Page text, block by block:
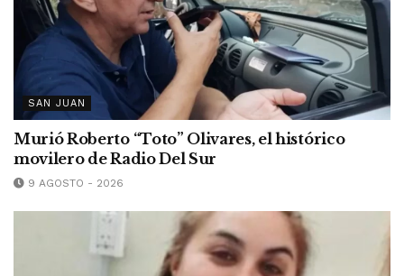
SAN JUAN
Murió Roberto “Toto” Olivares, el histórico
movilero de Radio Del Sur
9 AGOSTO - 2026